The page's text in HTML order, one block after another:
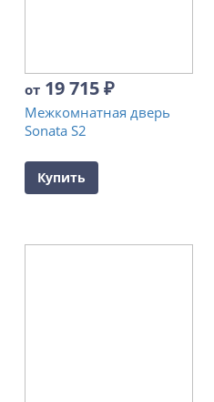
от 19 715₽
Межкомнатная дверь
Sonata S2
Купить